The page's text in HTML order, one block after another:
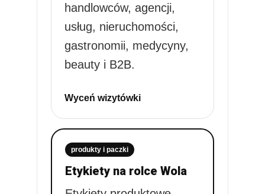
handlowców, agencji,
usług, nieruchomości,
gastronomii, medycyny,
beauty i B2B.
Wyceń wizytówki
produkty i paczki
Etykiety na rolce Wola